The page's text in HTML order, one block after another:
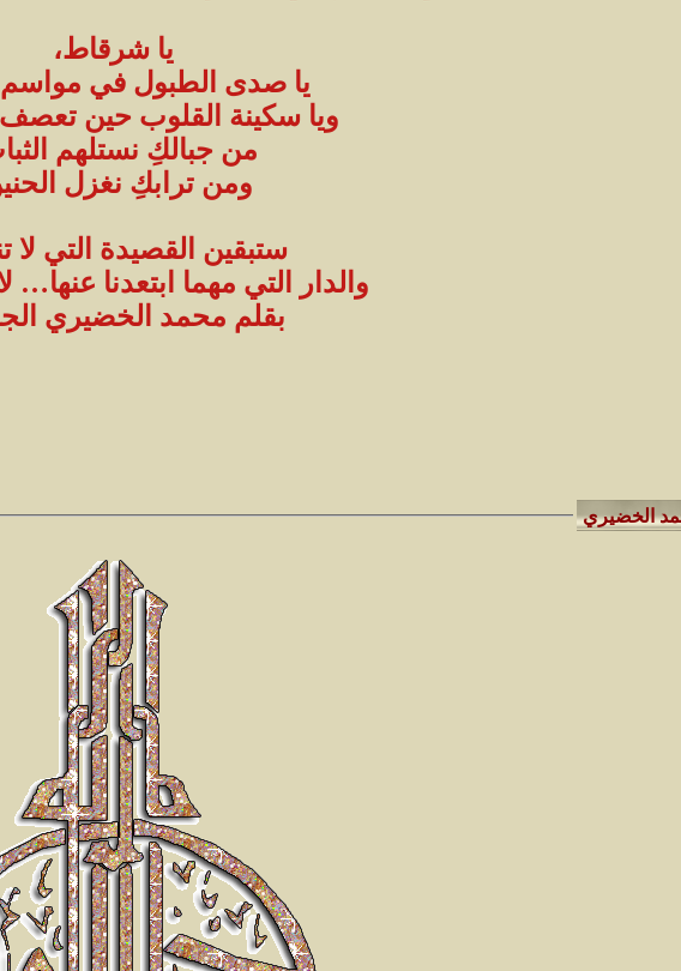
يا شرقاط،
يا صدى الطبول في مواسم
ويا سكينة القلوب حين تعصف
من جبالكِ نستلهم
ومن ترابكِ نغزل
ستبقين القصيدة التي لا
والدار التي مهما ابتعدنا عنها… لا
بقلم محمد الخضيري